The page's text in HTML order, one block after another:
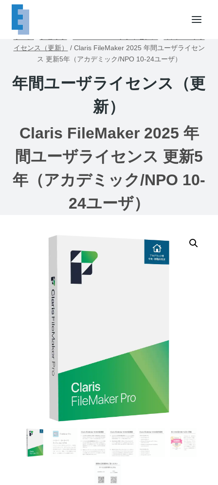
ホーム
イセンス（更新）
/ Claris FileMaker 2025 年間ユーザライセン
ス 更新5年（アカデミック/NPO 10-24ユーザ）
年間ユーザライセンス（更
新）
Claris FileMaker 2025 年
間ユーザライセンス 更新5
年（アカデミック/NPO 10-
24ユーザ）